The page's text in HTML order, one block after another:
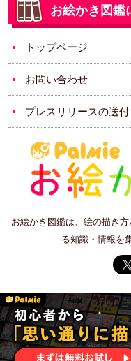
お絵かき図鑑
トップページ
お問い合わせ
プレスリリースの送付
お絵かき図鑑は、絵の描き
る知識・情報を